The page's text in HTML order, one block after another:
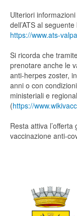
Ulteriori
dell’ATS al seguente
https://www.ats-
Si ricorda che
prenotare anche le
anti-herpes zoster,
anni o con
ministeriali e
(https://
Resta attiva
vaccinazione anti-